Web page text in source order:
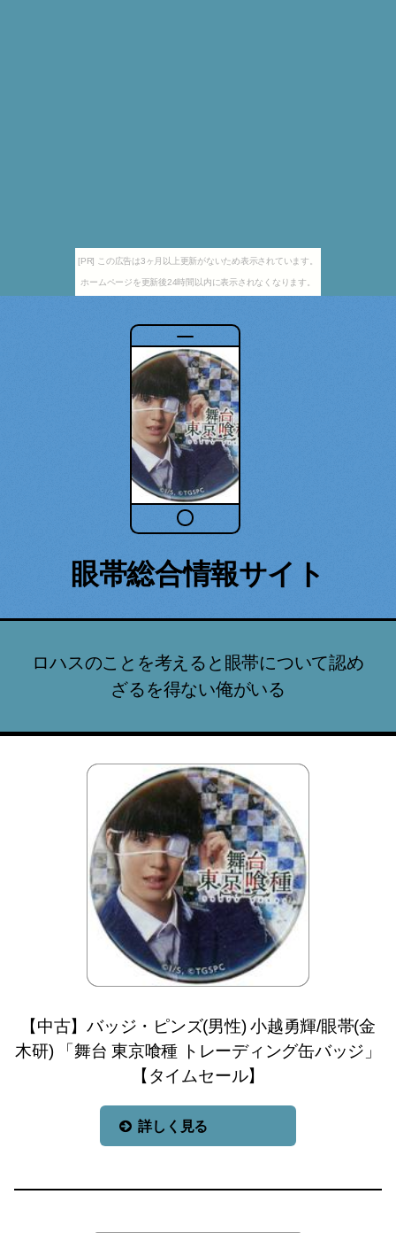
[PR] この広告は3ヶ月以上更新がないため表示されています。
ホームページを更新後24時間以内に表示されなくなります。
眼帯総合情報サイト
ロハスのことを考えると眼帯について認め
ざるを得ない俺がいる
【中古】バッジ・ピンズ(男性) 小越勇輝/眼帯(金
木研) 「舞台 東京喰種 トレーディング缶バッジ」
【タイムセール】
詳しく見る